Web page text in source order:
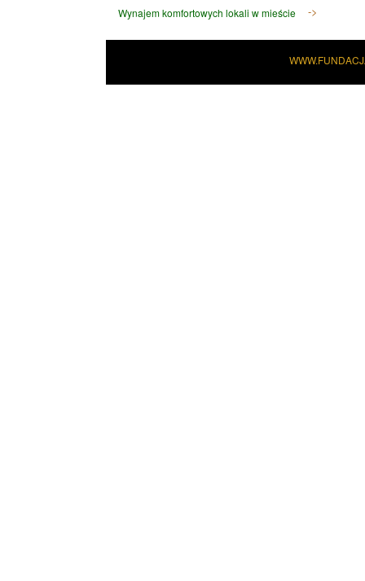
Wynajem komfortowych lokali w mieście